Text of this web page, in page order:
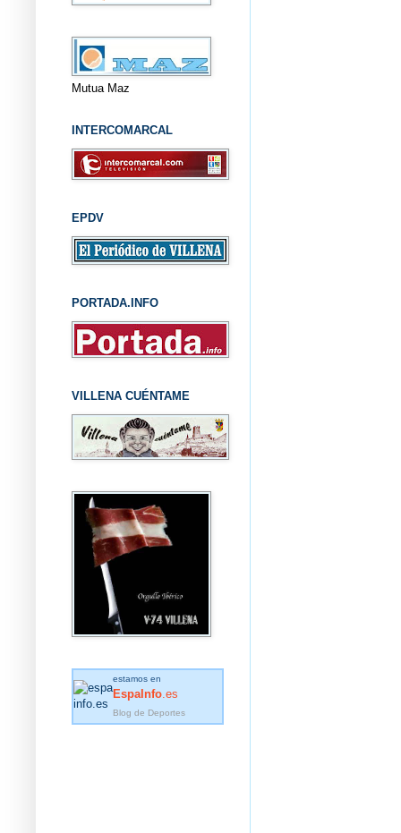
Mutua Maz
INTERCOMARCAL
EPDV
PORTADA.INFO
VILLENA CUÉNTAME
estamos en
EspaInfo .es
Blog de Deportes